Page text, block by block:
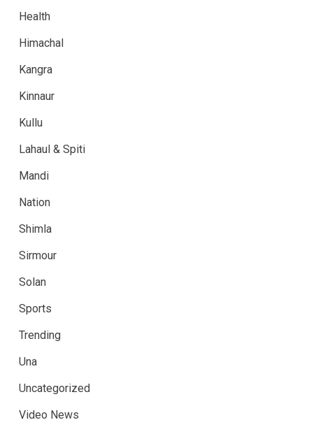
Health
Himachal
Kangra
Kinnaur
Kullu
Lahaul & Spiti
Mandi
Nation
Shimla
Sirmour
Solan
Sports
Trending
Una
Uncategorized
Video News